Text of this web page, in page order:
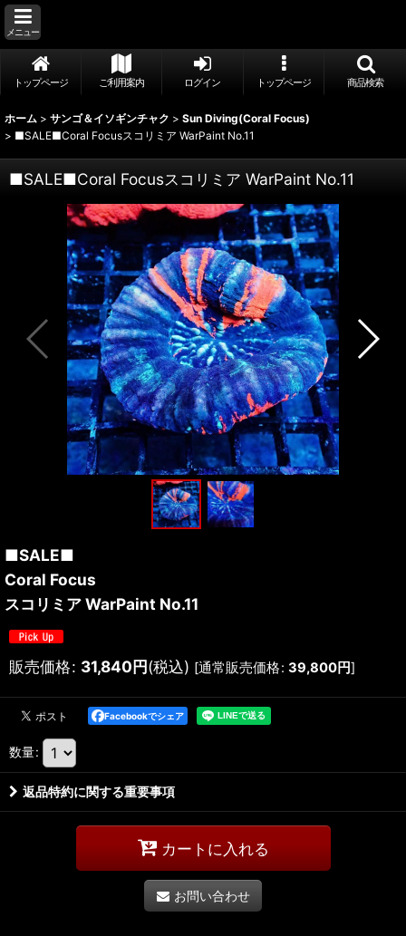
メニュー
トップページ ご利用案内 ログイン トップページ 商品検索
ホーム > サンゴ＆イソギンチャク > Sun Diving(Coral Focus)
> ■SALE■Coral Focusスコリミア WarPaint No.11
■SALE■Coral Focusスコリミア WarPaint No.11
■SALE■
Coral Focus
スコリミア WarPaint No.11
販売価格: 31,840円(税込) [通常販売価格: 39,800円]
Facebookでシェア
数量:
返品特約に関する重要事項
カートに入れる
お問い合わせ